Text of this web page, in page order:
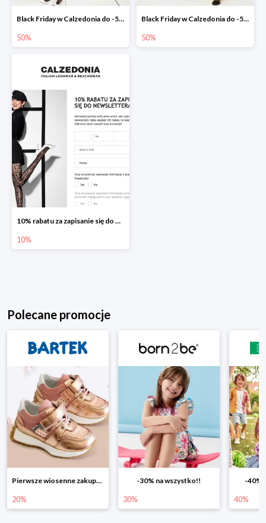
Black Friday w Calzedonia do -50% na wybrane produkty dla Mamy
50%
Black Friday w Calzedonia do -50% na wybrane produkty dla dzieci
50%
10% rabatu za zapisanie się do Newslettera
10%
Polecane promocje
Pierwsze wiosenne zakupy -20%
20%
-30% na wszystko!!
30%
-40%
40%